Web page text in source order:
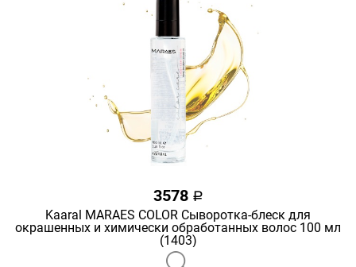
3578 a
Kaaral MARAES COLOR Сыворотка-блеск для
окрашенных и химически обработанных волос 100 мл
(1403)